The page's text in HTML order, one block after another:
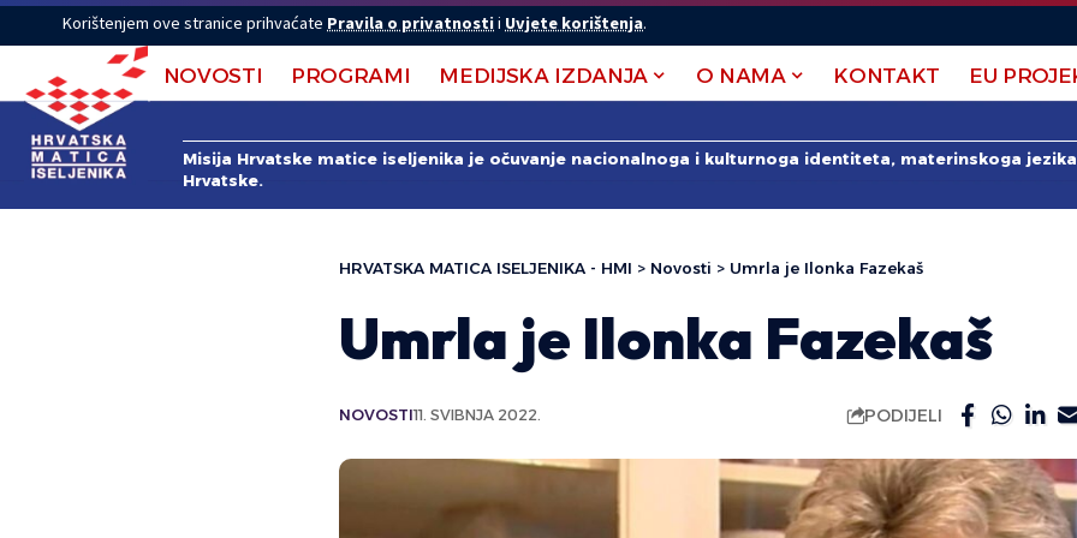
Korištenjem ove stranice prihvaćate Pravila o privatnostii Uvjete korištenja.
NOVOSTI PROGRAMI MEDIJSKA IZDANJA O NAMA KONTAKT EU
Misija Hrvatske matice iseljenika je očuvanje nacionalnoga i kulturnoga identiteta, materinskoga
Hrvatske.
HRVATSKA MATICA ISELJENIKA - HMI > Novosti > Umrla je Ilonka Fazekaš
Umrla je Ilonka Fazekaš
NOVOSTI11. SVIBNJA 2022. PODIJELI